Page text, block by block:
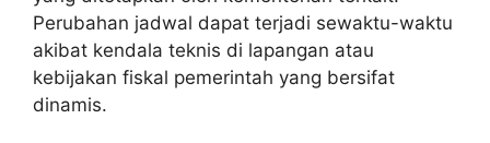
Perubahan jadwal dapat terjadi sewaktu-waktu
akibat kendala teknis di lapangan atau
kebijakan fiskal pemerintah yang bersifat
dinamis.